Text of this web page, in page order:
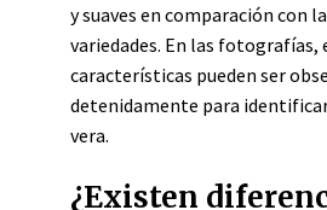
y suaves en comparación con
variedades. En las fotografías,
características pueden ser
detenidamente para
vera.
¿Existen